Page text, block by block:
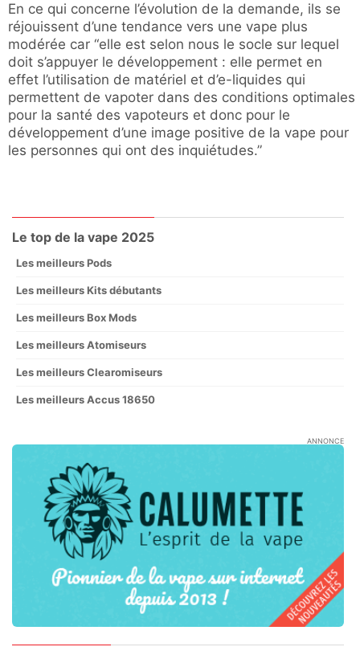
En ce qui concerne l’évolution de la demande, ils se
réjouissent d’une tendance vers une vape plus
modérée car “elle est selon nous le socle sur lequel
doit s’appuyer le développement : elle permet en
effet l’utilisation de matériel et d’e-liquides qui
permettent de vapoter dans des conditions optimales
pour la santé des vapoteurs et donc pour le
développement d’une image positive de la vape pour
les personnes qui ont des inquiétudes.”
Le top de la vape 2025
Les meilleurs Pods
Les meilleurs Kits débutants
Les meilleurs Box Mods
Les meilleurs Atomiseurs
Les meilleurs Clearomiseurs
Les meilleurs Accus 18650
ANNONCE